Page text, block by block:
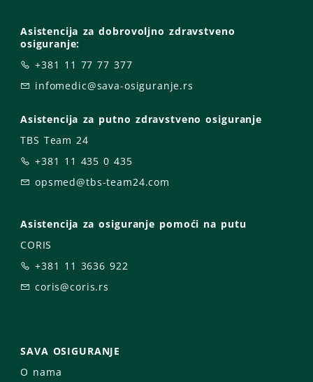
Asistencija za dobrovoljno zdravstveno
osiguranje:
+381 11 77 77 377
infomedic@sava-osiguranje.rs
Asistencija za putno zdravstveno osiguranje
TBS Team 24
+381 11 435 0 435
opsmed@tbs-team24.com
Asistencija za osiguranje pomoći na putu
CORIS
+381 11 3636 922
coris@coris.rs
SAVA OSIGURANJE
O nama